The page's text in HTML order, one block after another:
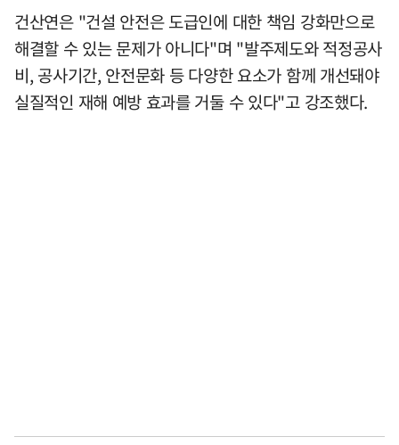
건산연은 "건설 안전은 도급인에 대한 책임 강화만으로
해결할 수 있는 문제가 아니다"며 "발주제도와 적정공사
비, 공사기간, 안전문화 등 다양한 요소가 함께 개선돼야
실질적인 재해 예방 효과를 거둘 수 있다"고 강조했다.